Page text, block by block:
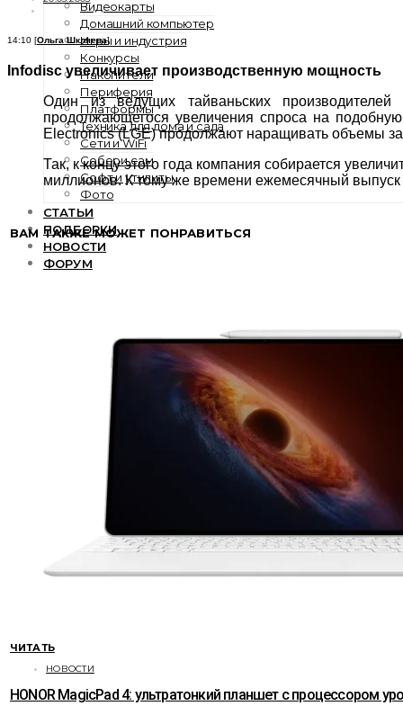
Видеокарты
Домашний компьютер
Игры и индустрия
Конкурсы
Накопители
Периферия
Платформы
Техника для дома и сада
Сети и WiFi
Собери сам
Софт и утилиты
Фото
СТАТЬИ
ПОДБОРКИ
НОВОСТИ
ФОРУМ
14:10 [Ольга Шкляева]
Infodisc увеличивает производственную мощность
Один из ведущих тайваньских производителей
продолжающегося увеличения спроса на
Electronics (LGE) продолжают наращивать объемы
Так, к концу этого года компания собирается
миллионов. К тому же времени ежемесячный выпуск
ВАМ ТАКЖЕ МОЖЕТ ПОНРАВИТЬСЯ
ЧИТАТЬ
НОВОСТИ
HONOR MagicPad 4: ультратонкий планшет с процессором